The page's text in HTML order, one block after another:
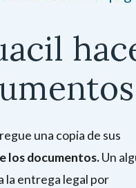
una copia de sus
los documentos.Un
la entrega legal por